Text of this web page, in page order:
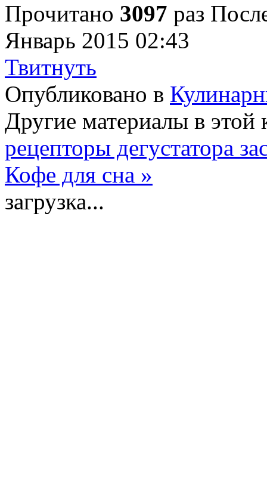
Прочитано 3097 раз
Январь 2015 02:43
Твитнуть
Опубликовано в
Другие материалы в этой
рецепторы дегустатора
Кофе для сна »
загрузка...